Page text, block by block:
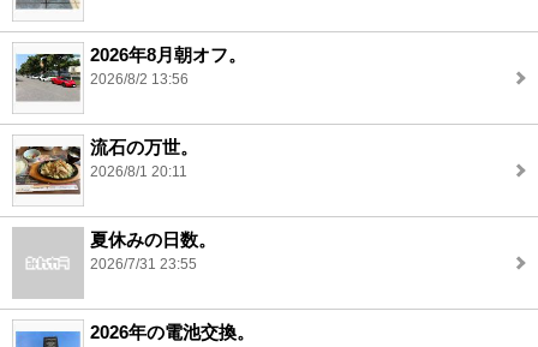
2026年8月朝オフ。
2026/8/2 13:56
流石の万世。
2026/8/1 20:11
夏休みの日数。
2026/7/31 23:55
2026年の電池交換。